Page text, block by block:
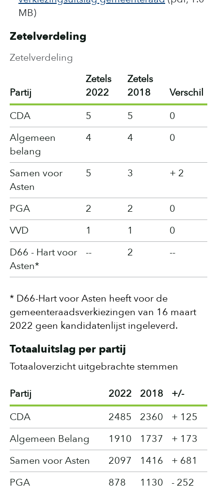
MB)
Zetelverdeling
Zetelverdeling
Partij
Zetels
2022
Zetels
2018
Verschil
CDA
5 5
0
Algemeen
belang
4 4 0
Samen voor
Asten
5 3 + 2
PGA 2 2
0
VVD
1 1
0
D66 - Hart voor
Asten*
-- 2 --
* D66-Hart voor Asten heeft voor de
gemeenteraadsverkiezingen van 16 maart
2022 geen kandidatenlijst ingeleverd.
Totaaluitslag per partij
Totaaloverzicht uitgebrachte stemmen
Partij 2022 2018
+/-
CDA
2485 2360
+ 125
Algemeen Belang
1910 1737
+ 173
Samen voor Asten
2097 1416
+ 681
PGA
878 1130 - 252